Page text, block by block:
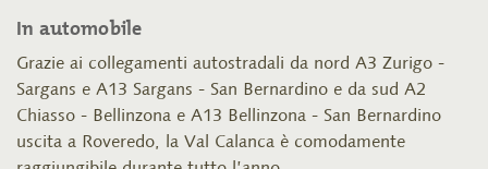
In automobile
Grazie ai collegamenti autostradali da nord A3 Zurigo -
Sargans e A13 Sargans - San Bernardino e da sud A2
Chiasso - Bellinzona e A13 Bellinzona - San Bernardino
uscita a Roveredo, la Val Calanca è comodamente